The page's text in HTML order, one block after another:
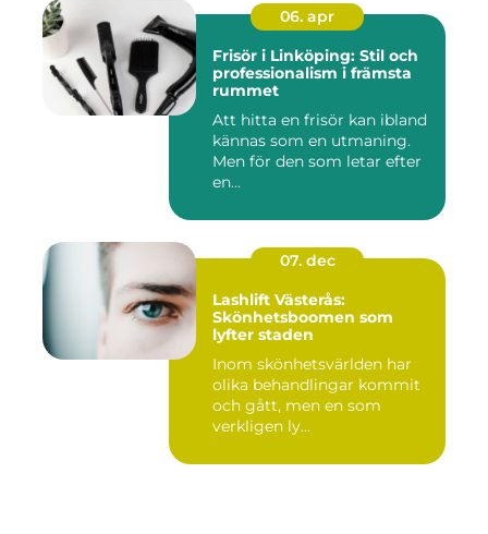
06. apr
Frisör i Linköping: Stil och
professionalism i främsta
rummet
Att hitta en frisör kan ibland
kännas som en utmaning.
Men för den som letar efter
en...
07. dec
Lashlift Västerås:
Skönhetsboomen som
lyfter staden
Inom skönhetsvärlden har
olika behandlingar kommit
och gått, men en som
verkligen ly...